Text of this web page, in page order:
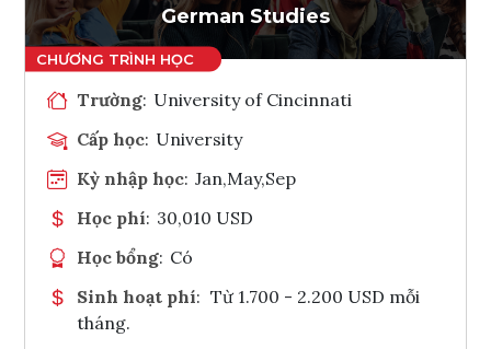
German Studies
Trường: University of Cincinnati
Cấp học: University
Kỳ nhập học: Jan,May,Sep
Học phí: 30,010 USD
Học bổng: Có
Sinh hoạt phí: Từ 1.700 - 2.200 USD mỗi
tháng.